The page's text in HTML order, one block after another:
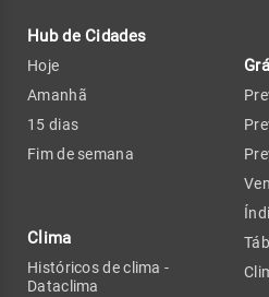
Hub de Cidades
Hoje
Amanhã
15 dias
Fim de semana
Clima
Históricos de clima -
Dataclima